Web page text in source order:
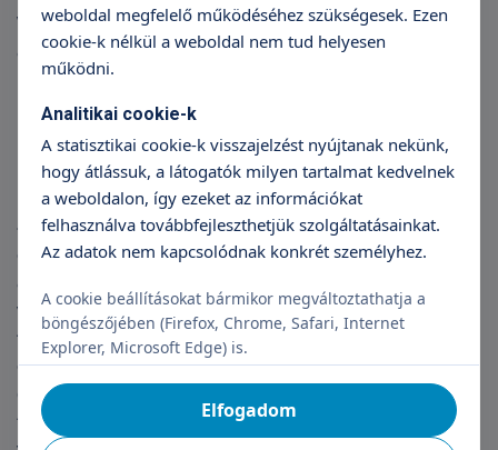
Végül így is alakult, hiszen terhességi toxémiát
állapítottak meg nála.
CTG-re érkeztek, ám bent is
maradtak
– Az utolsó héten hasi fájdalmakat éreztem, de
először nem tudtuk, hogy mi okozza. Mivel nekem
alapvetően is magas a vérnyomásom, a
várandósság alatt különösen nagy figyelmet
fordítottam arra, hogy rendben legyenek az
értékek. Rendszeresen mértem, és egyre több
gyógyszert kellett szednem. Sikerült kordában
tartani, ám a terhességi toxémiát pont a
weboldal megfelelő működéséhez szükségesek. Ezen
cookie-k nélkül a weboldal nem tud helyesen
működni.
Analitikai cookie-k
A statisztikai cookie-k visszajelzést nyújtanak nekünk,
hogy átlássuk, a látogatók milyen tartalmat kedvelnek
a weboldalon, így ezeket az információkat
felhasználva továbbfejleszthetjük szolgáltatásainkat.
Az adatok nem kapcsolódnak konkrét személyhez.
A cookie beállításokat bármikor megváltoztathatja a
böngészőjében (Firefox, Chrome, Safari, Internet
Explorer, Microsoft Edge) is.
Elfogadom